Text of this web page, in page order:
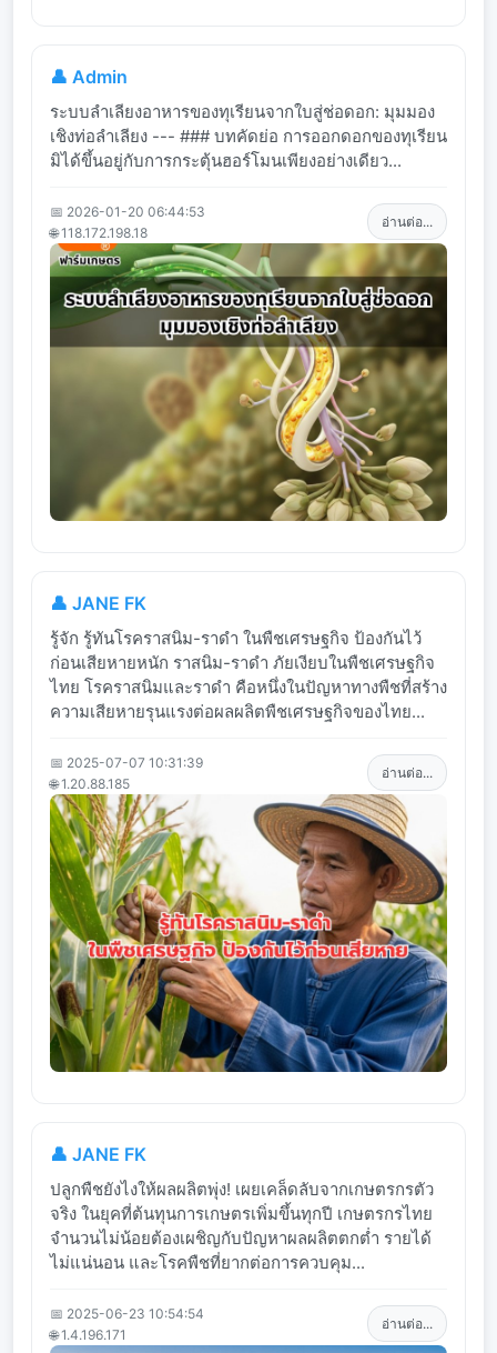
👤 Admin
ระบบลำเลียงอาหารของทุเรียนจากใบสู่ช่อดอก: มุมมอง
เชิงท่อลำเลียง --- ### บทคัดย่อ การออกดอกของทุเรียน
มิได้ขึ้นอยู่กับการกระตุ้นฮอร์โมนเพียงอย่างเดียว...
📅 2026-01-20 06:44:53
🌐 118.172.198.18
อ่านต่อ...
👤 JANE FK
รู้จัก รู้ทันโรคราสนิม-ราดำ ในพืชเศรษฐกิจ ป้องกันไว้
ก่อนเสียหายหนัก ราสนิม-ราดำ ภัยเงียบในพืชเศรษฐกิจ
ไทย โรคราสนิมและราดำ คือหนึ่งในปัญหาทางพืชที่สร้าง
ความเสียหายรุนแรงต่อผลผลิตพืชเศรษฐกิจของไทย...
📅 2025-07-07 10:31:39
🌐 1.20.88.185
อ่านต่อ...
👤 JANE FK
ปลูกพืชยังไงให้ผลผลิตพุ่ง! เผยเคล็ดลับจากเกษตรกรตัว
จริง ในยุคที่ต้นทุนการเกษตรเพิ่มขึ้นทุกปี เกษตรกรไทย
จำนวนไม่น้อยต้องเผชิญกับปัญหาผลผลิตตกต่ำ รายได้
ไม่แน่นอน และโรคพืชที่ยากต่อการควบคุม...
📅 2025-06-23 10:54:54
🌐 1.4.196.171
อ่านต่อ...